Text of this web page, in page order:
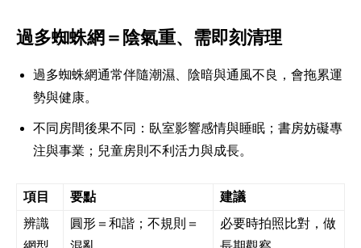
過多蜘蛛網＝陰氣重、需即刻清理
過多蜘蛛網通常伴隨潮濕、陰暗與通風不良，會拖累運
勢與健康。
不同房間後果不同：臥室影響感情與睡眠；書房妨礙專
注與事業；兒童房則不利活力與成長。
項目 要點
建議
辨識
圓形＝和諧；不規則＝
必要時拍照比對，做